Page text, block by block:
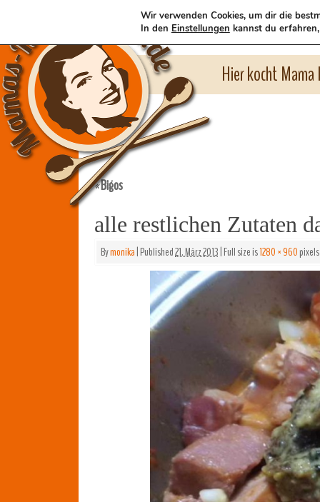
Hier kocht
«Bigos
alle restlichen Zutaten
Bymonika|Published21. März 2013|Full size is1280 × 960pixels
Wir verwenden Cookies, um dir die
In den Einstellungen kannst du